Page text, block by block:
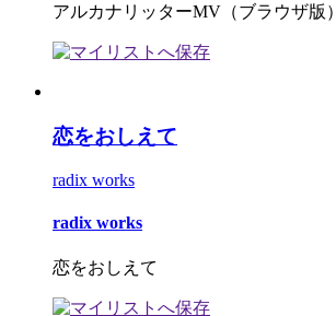
アルカナリッターMV（ブラウザ版）
恋をおしえて
radix works
radix works
恋をおしえて